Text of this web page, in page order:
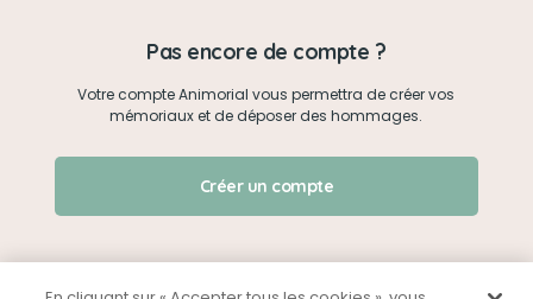
Créer un mémorial
Qui sommes-nous ?
Nous contacter
Je me connecte
Pas encore de compte ?
Votre compte Animorial vous permettra de créer vos
mémoriaux et de déposer des hommages.
Créer un compte